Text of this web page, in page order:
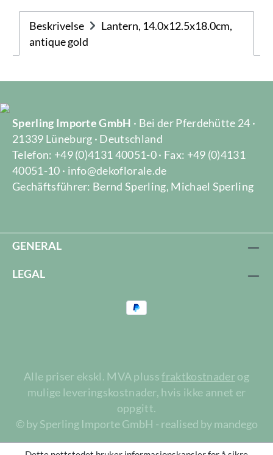
Beskrivelse
Lantern, 14.0x12.5x18.0cm,
antique gold
Sperling Importe GmbH · Bei der Pferdehütte 24 ·
21339 Lüneburg · Deutschland
Telefon: +49 (0)4131 40051-0 · Fax: +49 (0)4131
40051-10 · info@dekoflorale.de
Gechäftsführer: Bernd Sperling, Michael Sperling
GENERAL
LEGAL
Alle priser ekskl. MVA plussfraktkostnaderog
mulige leveringskostnader, hvis ikke annet er
oppgitt.
© by Sperling Importe GmbH - realised by mandego